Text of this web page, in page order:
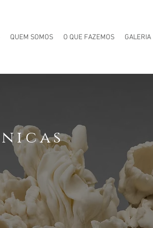
QUEM SOMOS O QUE FAZEMOS GALERIA